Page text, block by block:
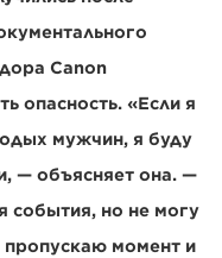
Canon
опасность. «Если я
мужчин, я буду
— объясняет она. —
события, но не могу
пропускаю момент и